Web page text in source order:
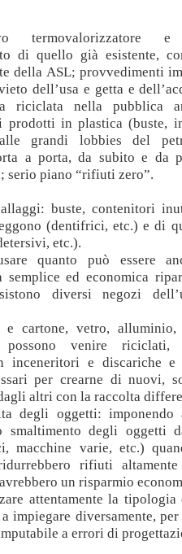
termovalorizzatore
di quello già esistente,
della ASL; provvedimenti
dell’usa e getta e
riciclata nella pubblica
prodotti in plastica (buste,
grandi lobbies del
a porta, da subito e da
serio piano “rifiuti zero”.
buste, contenitori
(dentifrici, etc.) e di
etc.).
quanto può essere
semplice ed economica
diversi negozi
e cartone, vetro,
venire riciclati,
inceneritori e discariche
per crearne di nuovi,
altri con la raccolta
degli oggetti: imponendo
smaltimento degli oggetti
macchine varie, etc.)
rifiuti
un risparmio
attentamente la
impiegare diversamente, per
a errori di